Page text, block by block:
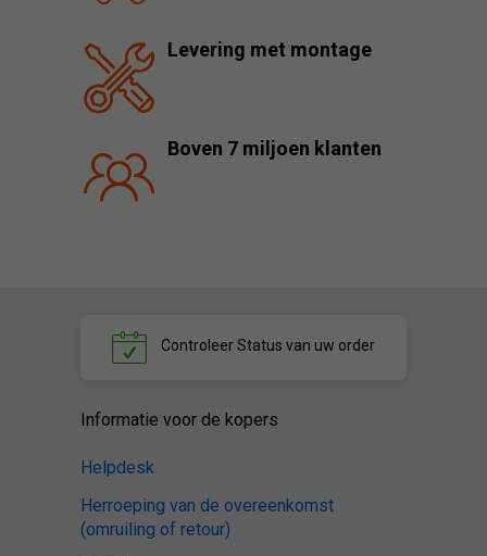
Levering met montage
Boven 7 miljoen klanten
ControleerStatus van uw order
Informatie voor de kopers
Helpdesk
Herroeping van de overeenkomst
(omruiling of retour)